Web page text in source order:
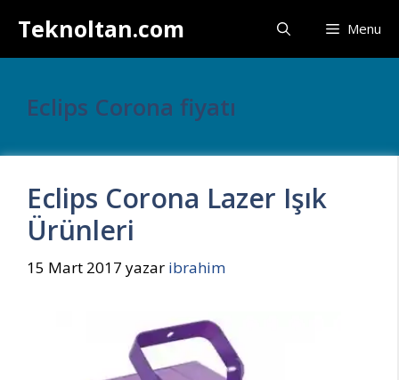
atlaTeknoltan.com Menu
Eclips Corona fiyatı
Eclips Corona Lazer Işık
Ürünleri
15 Mart 2017 yazar ibrahim